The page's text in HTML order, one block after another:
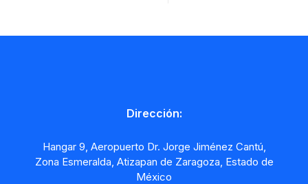
Dirección:
Hangar 9, Aeropuerto Dr. Jorge Jiménez Cantú,
Zona Esmeralda, Atizapan de Zaragoza, Estado de
México